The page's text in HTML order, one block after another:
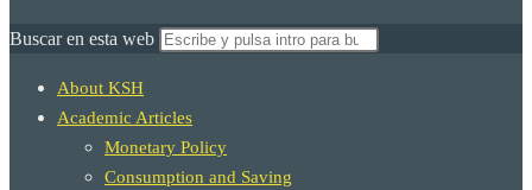
Buscar en esta web
About KSH
Academic Articles
Monetary Policy
Consumption and Saving